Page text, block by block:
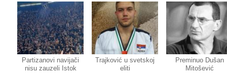
Partizanovi navijači
nisu zauzeli Istok
Trajković u svetskoj
eliti
Preminuo Dušan
Mitošević